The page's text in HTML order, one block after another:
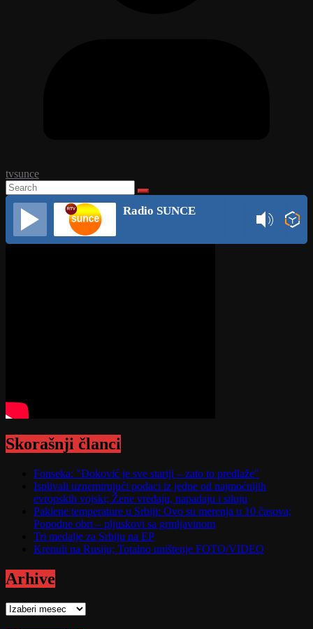
tvsunce
Radio SUNCE
Skorašnji članci
Fonseka: "Đoković je sve stariji – zato to predlaže"
Isplivali uznemirujući podaci iz jedne od najmoćnijih
evropskih vojski; Žene vređaju, napadaju i siluju
Paklene temperature u Srbiji: Ovo su merenja u 10 časova;
Popodne obrt – pljuskovi sa grmljavinom
Tri medalje za Srbiju na EP
Krenuli na Rusiju; Totalno uništenje FOTO/VIDEO
Arhive
Arhive